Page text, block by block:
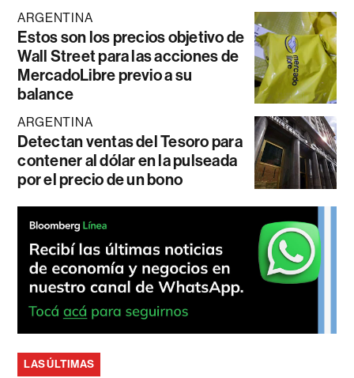
ARGENTINA
Estos son los precios objetivo de
Wall Street para las acciones de
MercadoLibre previo a su
balance
ARGENTINA
Detectan ventas del Tesoro para
contener al dólar en la pulseada
por el precio de un bono
LAS ÚLTIMAS